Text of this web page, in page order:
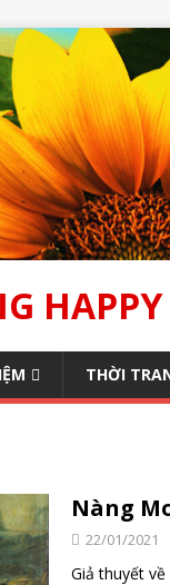
HAPPY
THỜI
Nàng
22/01/2021
Giả thuyết